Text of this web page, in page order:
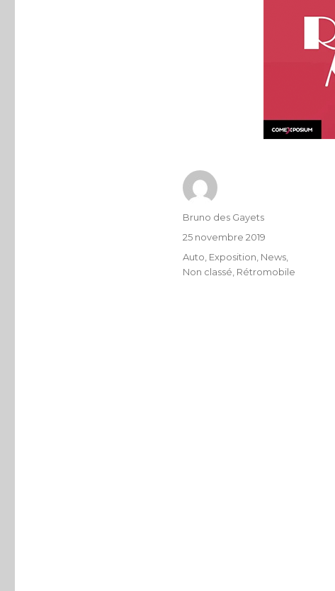
Bruno des Gayets
25 novembre 2019
Auto Exposition News,
Non classé Rétromobile